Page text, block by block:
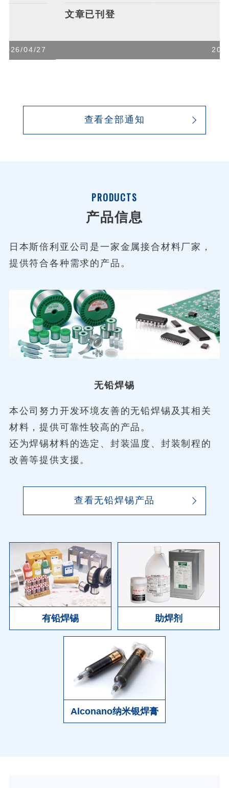
文章已刊登
2026/04/20
查看全部通知
PRODUCTS
产品信息
日本斯倍利亚公司是一家金属接合材料厂家，
提供符合各种需求的产品。
无铅焊锡
本公司努力开发环境友善的无铅焊锡及其相关
材料，提供可靠性较高的产品。
还为焊锡材料的选定、封装温度、封装制程的
改善等提供支援。
查看无铅焊锡产品
有铅焊锡 助焊剂
Alconano纳米银焊膏